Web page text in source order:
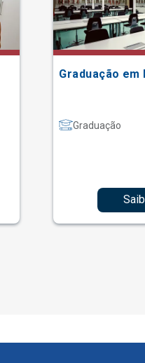
Graduação em
Graduação